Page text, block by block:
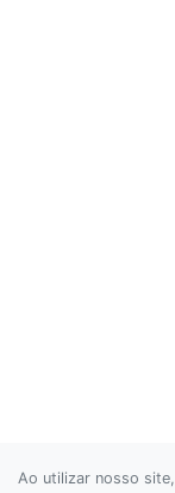
Ao utilizar nosso